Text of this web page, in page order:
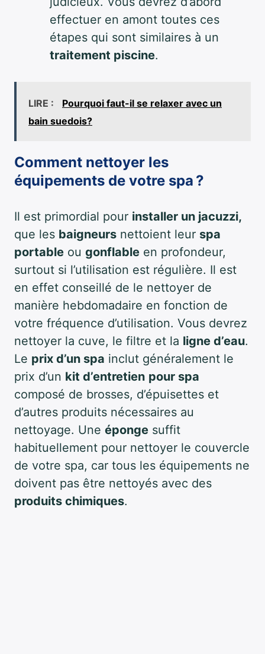
effectuer en amont toutes ces
étapes qui sont similaires à un
traitement piscine.
LIRE :
Pourquoi faut-il se relaxer avec un
bain suedois?
Comment nettoyer les
équipements de votre spa ?
Il est primordial pour installer un jacuzzi,
que les baigneurs nettoient leur spa
portable ou gonflable en profondeur,
surtout si l’utilisation est régulière. Il est
en effet conseillé de le nettoyer de
manière hebdomadaire en fonction de
votre fréquence d’utilisation. Vous devrez
nettoyer la cuve, le filtre et la ligne d’eau.
Le prix d’un spa inclut généralement le
prix d’un kit d’entretien pour spa
composé de brosses, d’épuisettes et
d’autres produits nécessaires au
nettoyage. Une éponge suffit
habituellement pour nettoyer le couvercle
de votre spa, car tous les équipements ne
doivent pas être nettoyés avec des
produits chimiques.